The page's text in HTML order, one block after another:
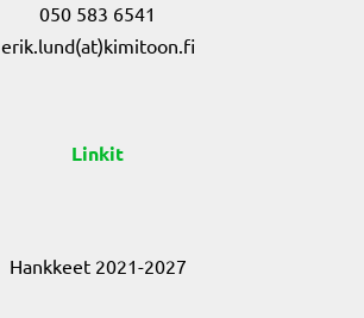
050 583 6541
erik.lund(at)kimitoon.fi
Linkit
Hankkeet 2021-2027